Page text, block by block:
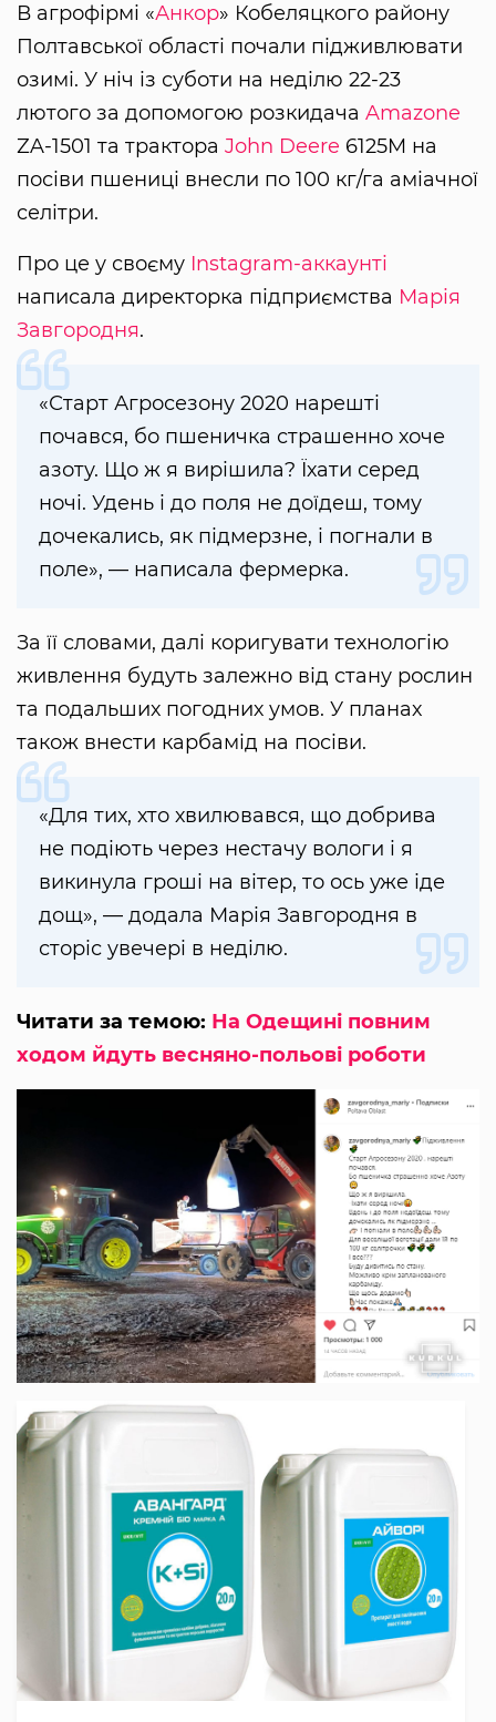
В агрофірмі «Анкор» Кобеляцкого району
Полтавської області почали підживлювати
озимі. У ніч із суботи на неділю 22-23
лютого за допомогою розкидача Amazone
ZA-1501 та трактора John Deere 6125M на
посіви пшениці внесли по 100 кг/га аміачної
селітри.
Про це у своєму Instagram-аккаунті
написала директорка підприємства Марія
Завгородня.
«Старт Агросезону 2020 нарешті
почався, бо пшеничка страшенно хоче
азоту. Що ж я вирішила? Їхати серед
ночі. Удень і до поля не доїдеш, тому
дочекались, як підмерзне, і погнали в
поле», — написала фермерка.
За її словами, далі коригувати технологію
живлення будуть залежно від стану рослин
та подальших погодних умов. У планах
також внести карбамід на посіви.
«Для тих, хто хвилювався, що добрива
не подіють через нестачу вологи і я
викинула гроші на вітер, то ось уже іде
дощ», — додала Марія Завгородня в
сторіс увечері в неділю.
Читати за темою: На Одещині повним
ходом йдуть весняно-польові роботи